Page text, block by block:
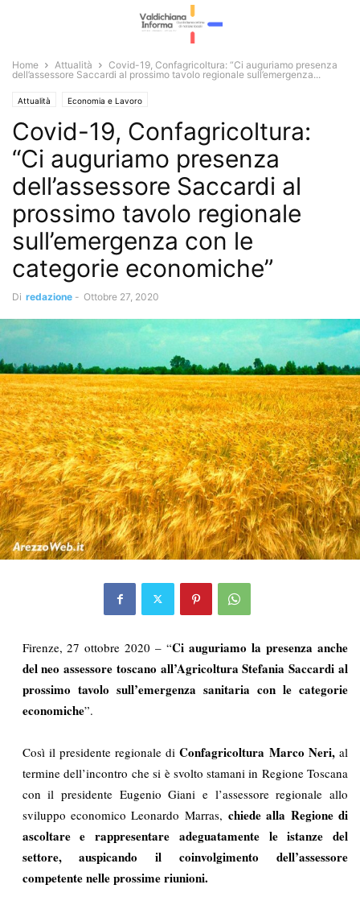
Home Attualità
Covid-19, Confagricoltura: “Ci auguriamo presenza
dell’assessore Saccardi al prossimo tavolo regionale sull’emergenza...
Attualità Economia e Lavoro
Covid-19, Confagricoltura:
“Ci auguriamo presenza
dell’assessore Saccardi al
prossimo tavolo regionale
sull’emergenza con le
categorie economiche”
Di redazione - Ottobre 27, 2020
Firenze, 27 ottobre 2020 – “Ci auguriamo la presenza anche
del neo assessore toscano all’Agricoltura Stefania Saccardi al
prossimo tavolo sull’emergenza sanitaria con le categorie
economiche”.
Così il presidente regionale di Confagricoltura Marco Neri, al
termine dell’incontro che si è svolto stamani in Regione Toscana
con il presidente Eugenio Giani e l’assessore regionale allo
sviluppo economico Leonardo Marras, chiede alla Regione di
ascoltare e rappresentare adeguatamente le istanze del
settore, auspicando il coinvolgimento dell’assessore
competente nelle prossime riunioni.